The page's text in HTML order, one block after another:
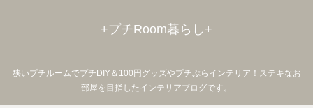
+プチRoom暮らし+
狭いプチルームでプチDIY＆100円グッズやプチぷらインテリア！ステキなお
部屋を目指したインテリアブログです。